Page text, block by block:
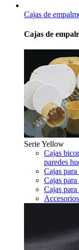
Cajas de
Cajas de
Serie Yellow
Cajas
paredes
Cajas
Cajas
Cajas